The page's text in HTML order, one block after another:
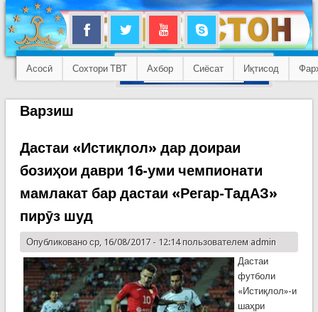
Асосӣ Сохтори ТВТ Ахбор Сиёсат Иқтисод
Варзиш
Дастаи «Истиқлол» дар доираи
бозиҳои даври 16-уми чемпионати
мамлакат бар дастаи «Регар-ТадАЗ»
пирӯз шуд
Опубликовано ср, 16/08/2017 - 12:14 пользователем admin
Дастаи
футболи
«Истиқлол»-и
шаҳри